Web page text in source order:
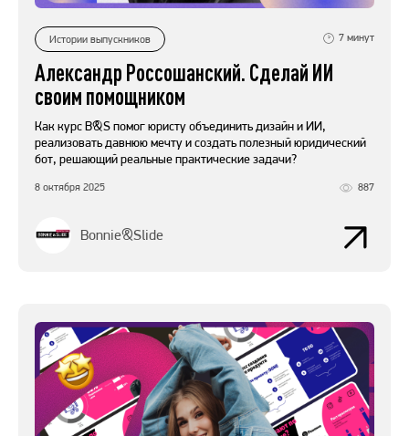
Истории выпускников 7 минут
Александр Россошанский. Сделай ИИ
своим помощником
Как курс B&S помог юристу объединить дизайн и ИИ,
реализовать давнюю мечту и создать полезный юридический
бот, решающий реальные практические задачи?
8 октября 2025 887
Bonnie&Slide